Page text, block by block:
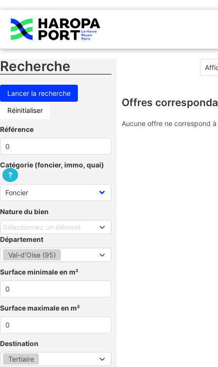
Recherche
Réinitialiser
Référence
Catégorie (foncier, immo, quai)
?
Nature du bien
Sélectionnez un élément
Département
Val-d'Oise (95)
Surface minimale en m²
Surface maximale en m²
Destination
Tertiaire
Offres
Aucune offre ne correspond